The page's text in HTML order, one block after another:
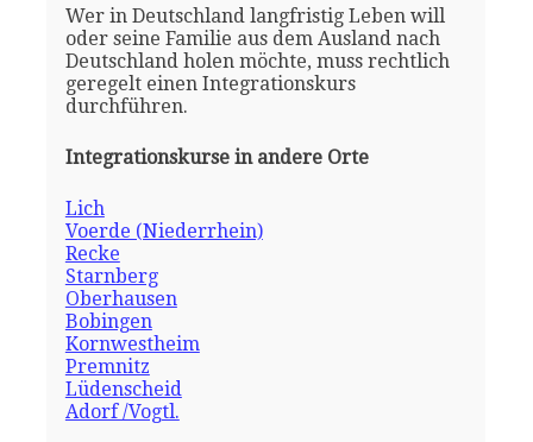
Wer in Deutschland langfristig Leben will
oder seine Familie aus dem Ausland nach
Deutschland holen möchte, muss rechtlich
geregelt einen Integrationskurs
durchführen.
Integrationskurse in andere Orte
Lich
Voerde (Niederrhein)
Recke
Starnberg
Oberhausen
Bobingen
Kornwestheim
Premnitz
Lüdenscheid
Adorf /Vogtl.